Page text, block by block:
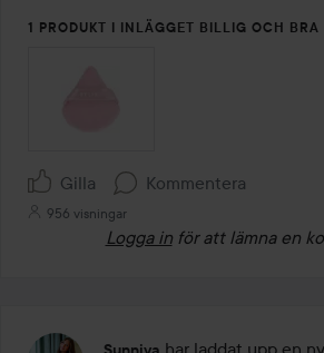
1 PRODUKT I INLÄGGET BILLIG OCH BRA
Gilla Kommentera
956 visningar
Logga in för att lämna en
Sunniva har laddat upp en